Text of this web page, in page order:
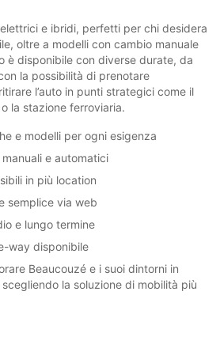
e ibridi, perfetti per chi desidera
oltre a modelli con cambio manuale
è disponibile con diverse durate, da
la possibilità di prenotare
l’auto in punti strategici come il
la stazione ferroviaria.
e modelli per ogni esigenza
e automatici
in più location
semplice via web
e lungo termine
way disponibile
Beaucouzé e i suoi dintorni in
la soluzione di mobilità più